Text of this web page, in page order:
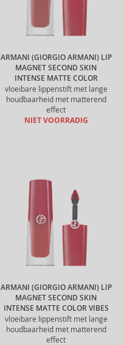
ARMANI (GIORGIO ARMANI) LIP
MAGNET SECOND SKIN
INTENSE MATTE COLOR
vloeibare lippenstift met lange
houdbaarheid met matterend
effect
NIET VOORRADIG
ARMANI (GIORGIO ARMANI) LIP
MAGNET SECOND SKIN
INTENSE MATTE COLOR VIBES
vloeibare lippenstift met lange
houdbaarheid met matterend
effect